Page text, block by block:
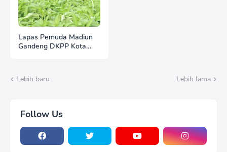
Lapas Pemuda Madiun
Gandeng DKPP Kota
Lebih baru Lebih lama
Follow Us